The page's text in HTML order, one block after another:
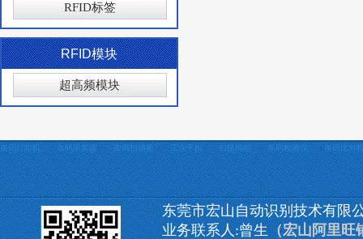
RFID标签
RFID模块
超高频模块
条码打印机 条码采集器 条码扫描枪 工业平板 扫描模组 条码检测仪 条码比对
东莞市宏山自动识别技术有限
业务联系人:曾生 （宏山阿里旺